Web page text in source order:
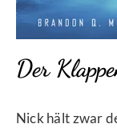
Der
Nick hält zwar